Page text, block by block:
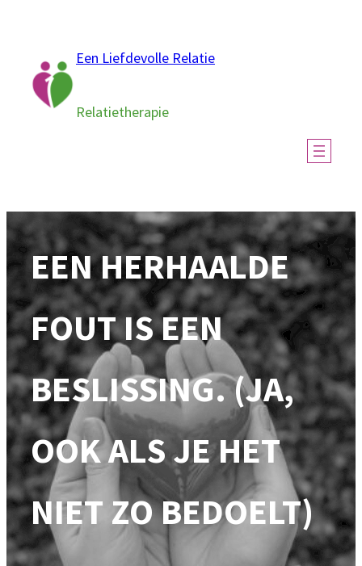
inhoud
Een Liefdevolle Relatie
Relatietherapie
EEN HERHAALDE
FOUT IS EEN
BESLISSING. (JA,
OOK ALS JE HET
NIET ZO BEDOELT)